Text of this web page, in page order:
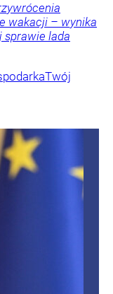
wakacji – wynika
sprawie lada
Twój